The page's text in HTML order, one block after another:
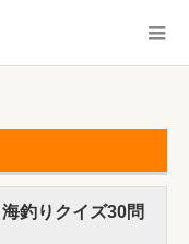
釣りクイズ30問